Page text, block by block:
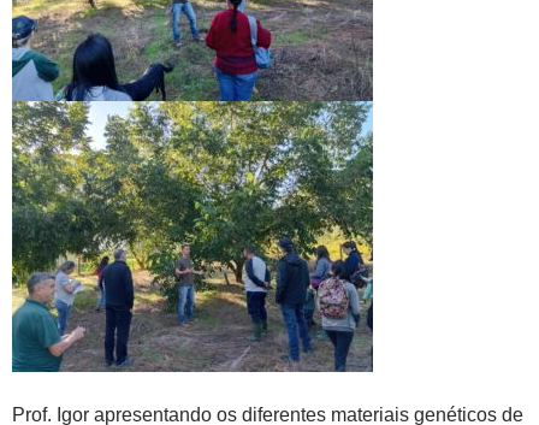
Prof. Igor apresentando os diferentes materiais genéticos de